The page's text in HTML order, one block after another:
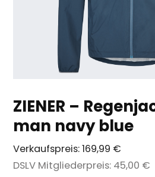
ZIENER –
man navy blue
Verkaufspreis:169,99 €
DSLV Mitgliederpreis: 45,00 €